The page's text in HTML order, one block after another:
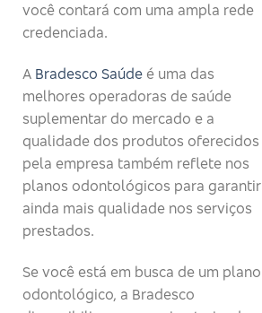
você contará com uma ampla rede
credenciada.
A Bradesco Saúde é uma das
melhores operadoras de saúde
suplementar do mercado e a
qualidade dos produtos oferecidos
pela empresa também reflete nos
planos odontológicos para garantir
ainda mais qualidade nos serviços
prestados.
Se você está em busca de um plano
odontológico, a Bradesco